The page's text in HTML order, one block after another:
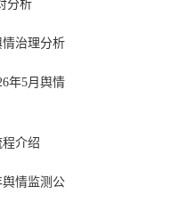
分析
治理分析
年5月舆情
介绍
舆情监测公